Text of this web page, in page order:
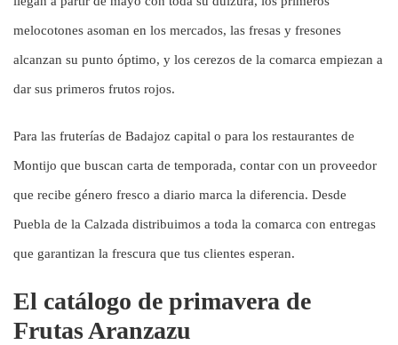
melocotones asoman en los mercados, las fresas y fresones
alcanzan su punto óptimo, y los cerezos de la comarca empiezan a
dar sus primeros frutos rojos.
Para las fruterías de Badajoz capital o para los restaurantes de
Montijo que buscan carta de temporada, contar con un proveedor
que recibe género fresco a diario marca la diferencia. Desde
Puebla de la Calzada distribuimos a toda la comarca con entregas
que garantizan la frescura que tus clientes esperan.
El catálogo de primavera de
Frutas Aranzazu